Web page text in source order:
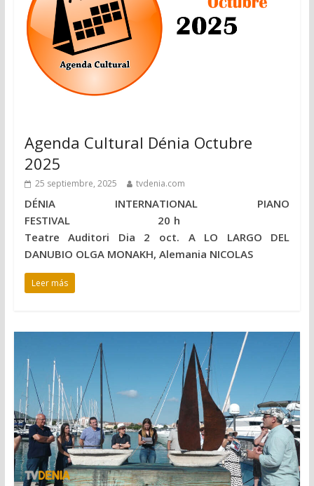
Agenda Cultural Dénia Octubre
2025
25 septiembre, 2025 tvdenia.com
DÉNIA INTERNATIONAL PIANO
FESTIVAL 20 h
Teatre Auditori Dia 2 oct. A LO LARGO DEL
DANUBIO OLGA MONAKH, Alemania NICOLAS
Leer más